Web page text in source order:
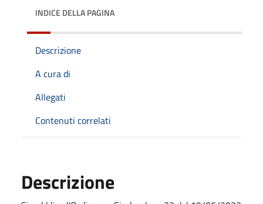
INDICE DELLA PAGINA
Descrizione
A cura di
Allegati
Contenuti correlati
Descrizione